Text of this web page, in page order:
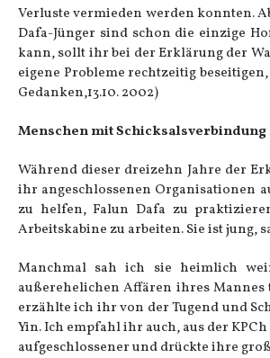
Verluste vermieden werden konnten.
Dafa-Jünger sind schon die einzige
kann, sollt ihr bei der Erklärung der
eigene Probleme rechtzeitig
Gedanken,13.10. 2002)
Menschen mit
Während dieser dreizehn Jahre der
ihr angeschlossenen Organisationen
zu helfen, Falun Dafa zu
Arbeitskabine zu arbeiten. Sie ist jung,
Manchmal sah ich sie heimlich
außerehelichen Affären ihres
erzählte ich ihr von der Tugend und
Yin. Ich empfahl ihr auch, aus der
aufgeschlossener und drückte ihre